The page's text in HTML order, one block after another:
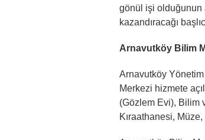
gönül işi olduğunun
kazandıracağı
Arnavutköy Bilim
Arnavutköy
Merkezi hizmete
(Gözlem Evi), Bilim
Kıraathanesi,